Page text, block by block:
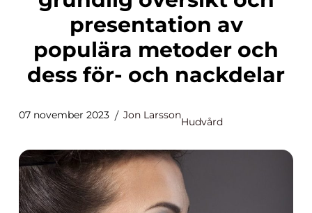
presentation av
populära metoder och
dess för- och nackdelar
07 november 2023 Jon Larsson
Hudvård